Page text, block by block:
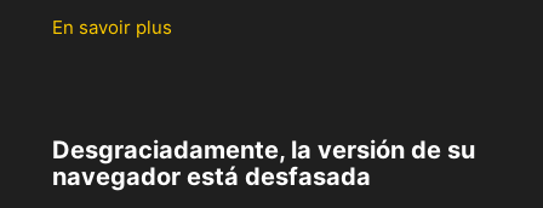
En savoir plus
Desgraciadamente, la versión de su
navegador está desfasada